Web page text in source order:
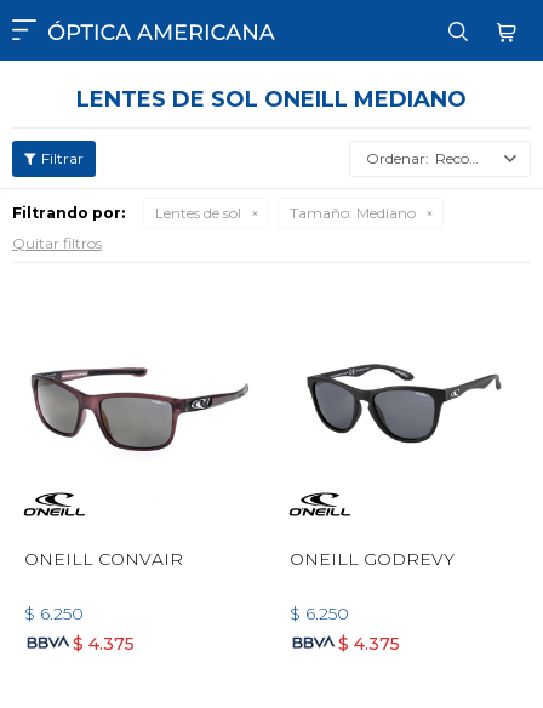

LENTES DE SOL ONEILL MEDIANO
Recomendados
Filtrando por: Lentes de sol Tamaño: Mediano
Quitar filtros
ONEILL CONVAIR
$ 6.250
$ 4.375
ONEILL GODREVY
$ 6.250
$ 4.375